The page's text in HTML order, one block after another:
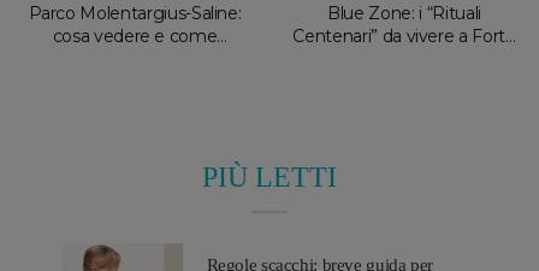
Parco Molentargius-Saline:
cosa vedere e come
Blue Zone: i “Rituali
Centenari” da vivere a Forte
PIÙ LETTI
Regole scacchi: breve guida per